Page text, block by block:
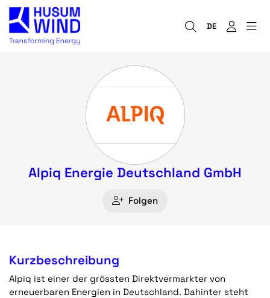
DE
Alpiq Energie Deutschland GmbH
Folgen
Kurzbeschreibung
Alpiq ist einer der grössten Direktvermarkter von
erneuerbaren Energien in Deutschland. Dahinter steht